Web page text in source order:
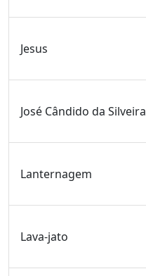
Jesus
José Cândido da Silveira
Lanternagem
Lava-jato